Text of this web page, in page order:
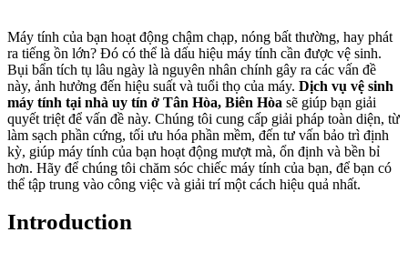
Máy tính của bạn hoạt động chậm chạp, nóng bất thường, hay phát
ra tiếng ồn lớn? Đó có thể là dấu hiệu máy tính cần được vệ sinh.
Bụi bẩn tích tụ lâu ngày là nguyên nhân chính gây ra các vấn đề
này, ảnh hưởng đến hiệu suất và tuổi thọ của máy. Dịch vụ vệ sinh
máy tính tại nhà uy tín ở Tân Hòa, Biên Hòa sẽ giúp bạn giải
quyết triệt để vấn đề này. Chúng tôi cung cấp giải pháp toàn diện, từ
làm sạch phần cứng, tối ưu hóa phần mềm, đến tư vấn bảo trì định
kỳ, giúp máy tính của bạn hoạt động mượt mà, ổn định và bền bỉ
hơn. Hãy để chúng tôi chăm sóc chiếc máy tính của bạn, để bạn có
thể tập trung vào công việc và giải trí một cách hiệu quả nhất.
Introduction